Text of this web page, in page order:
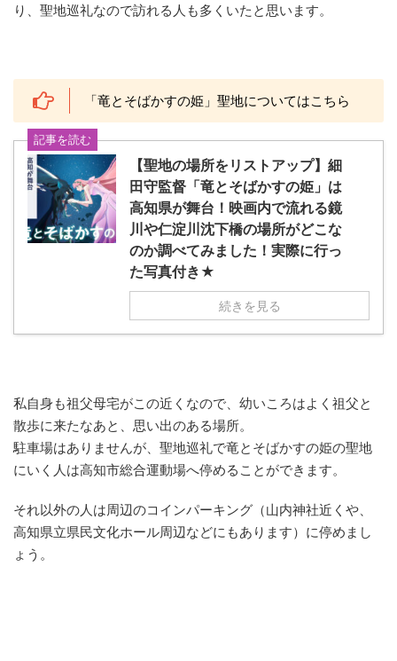
り、聖地巡礼なので訪れる人も多くいたと思います。
「竜とそばかすの姫」聖地についてはこちら
記事を読む
【聖地の場所をリストアップ】細
田守監督「竜とそばかすの姫」は
高知県が舞台！映画内で流れる鏡
川や仁淀川沈下橋の場所がどこな
のか調べてみました！実際に行っ
た写真付き★
続きを見る
私自身も祖父母宅がこの近くなので、幼いころはよく祖父と
散歩に来たなあと、思い出のある場所。
駐車場はありませんが、聖地巡礼で竜とそばかすの姫の聖地
にいく人は高知市総合運動場へ停めることができます。
それ以外の人は周辺のコインパーキング（山内神社近くや、
高知県立県民文化ホール周辺などにもあります）に停めまし
ょう。